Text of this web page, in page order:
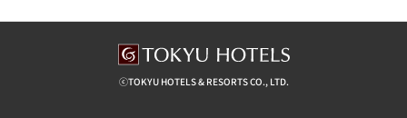
ⓒTOKYU HOTELS & RESORTS CO., LTD.